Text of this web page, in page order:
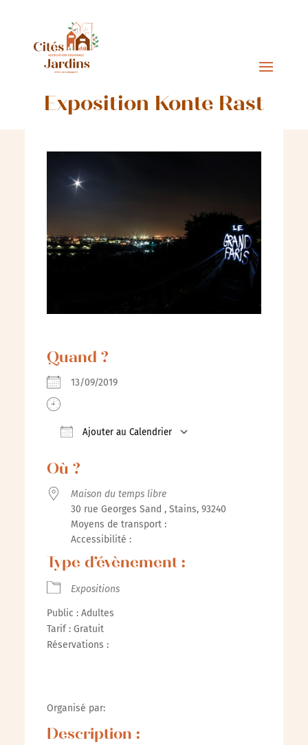
Exposition Konte Rast
Quand ?
13/09/2019
Ajouter au Calendrier
Où ?
Maison du temps libre
30 rue Georges Sand , Stains, 93240
Moyens de transport :
Accessibilité :
Type d’évènement :
Expositions
Public : Adultes
Tarif : Gratuit
Réservations :
Organisé par:
Description :